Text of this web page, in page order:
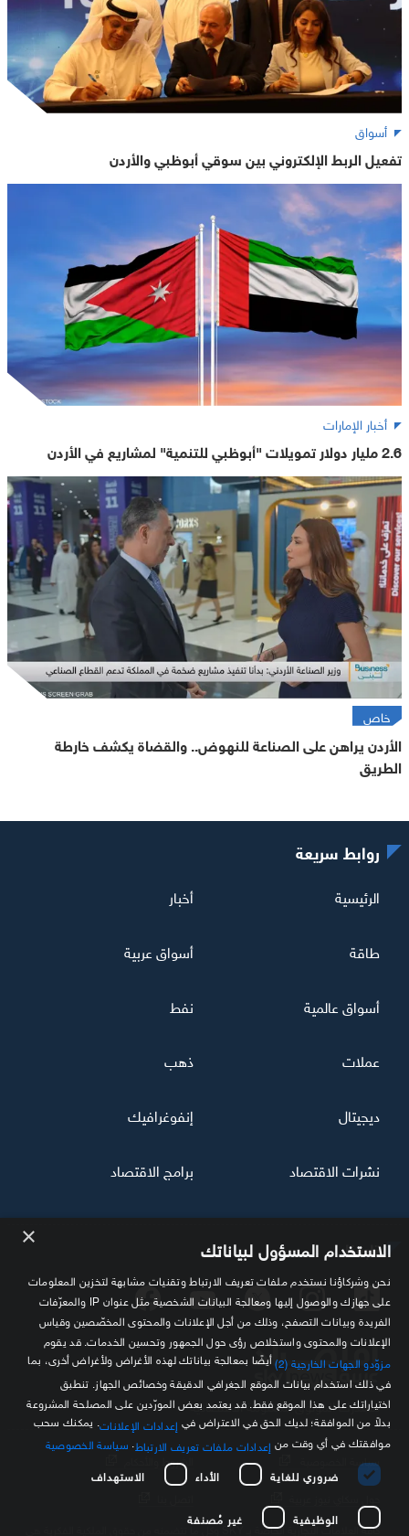
أسواق
تفعيل الربط الإلكتروني بين سوقي أبوظبي والأردن
أخبار الإمارات
2.6 مليار دولار تمويلات "أبوظبي للتنمية" لمشاريع في الأردن
خاص
الأردن يراهن على الصناعة للنهوض.. والقضاة يكشف خارطة
الطريق
تابعنا
مصدرك الموثوق للمعلومة الاقتصادية
روابط سريعة
الرئيسية أخبار
طاقة أسواق عربية
أسواق عالمية نفط
عملات ذهب
ديجيتال إنفوغرافيك
نشرات الاقتصاد برامج الاقتصاد
سياسة الخصوصية الشروط والأحكام
كافة العلامات التجارية الخاصة بـ SKY وكل ما تتضمنه من حقوق الملكية الفكرية هي
× الاستخدام المسؤول لبياناتك
نحن وشركاؤنا نستخدم ملفات تعريف الارتباط وتقنيات مشابهة لتخزين المعلومات
على جهازك والوصول إليها ومعالجة البيانات الشخصية مثل عنوان IP والمعرّفات
الفريدة وبيانات التصفح، وذلك من أجل الإعلانات والمحتوى المخصّصين وقياس
الإعلانات والمحتوى واستخلاص رؤى حول الجمهور وتحسين الخدمات. قد يقوم
مزوّدو الجهات الخارجية (2)
أيضًا بمعالجة بياناتك لهذه الأغراض ولأغراض أخرى، بما
في ذلك استخدام بيانات الموقع الجغرافي الدقيقة وخصائص الجهاز. تنطبق
اختياراتك على هذا الموقع فقط. قد يعتمد بعض المورّدين على المصلحة المشروعة
بدلاً من الموافقة؛ لديك الحق في الاعتراض في إعدادات الإعلانات . يمكنك سحب
موافقتك في أي وقت من إعدادات ملفات تعريف الارتباط سياسة الخصوصية
ضروري للغاية
الأداء الاستهداف
الوظيفية غير مُصنفة